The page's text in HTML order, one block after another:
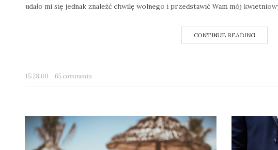
udało mi się jednak znaleźć chwilę wolnego i przedstawić Wam mój
CONTINUE READING
15:28:00 65 comments